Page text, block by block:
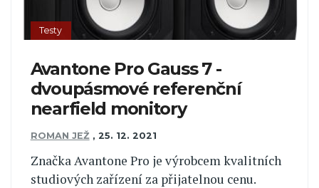
Testy
Avantone Pro Gauss 7 -
dvoupásmové referenční
nearfield monitory
ROMAN JEŽ , 25. 12. 2021
Značka Avantone Pro je výrobcem kvalitních
studiových zařízení za přijatelnou cenu.